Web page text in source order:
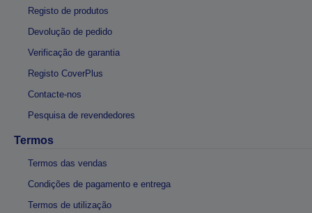
Registo de produtos
Devolução de pedido
Verificação de garantia
Registo CoverPlus
Contacte-nos
Pesquisa de revendedores
Termos
Termos das vendas
Condições de pagamento e entrega
Termos de utilização